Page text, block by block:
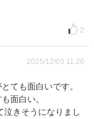
2
2025/12/03 11:20
ても面白いです。
面白い。
泣きそうになりまし